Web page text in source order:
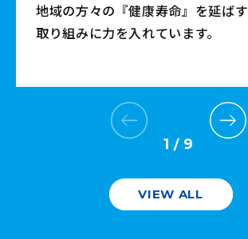
1 / 9
地域の方々の『健康寿命』を延ばす
取り組みに力を入れています。
VIEW ALL